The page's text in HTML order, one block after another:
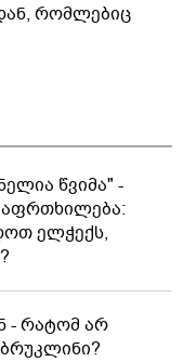
რომლებიც
წვიმა" -
ელჭექს,
- რატომ არ